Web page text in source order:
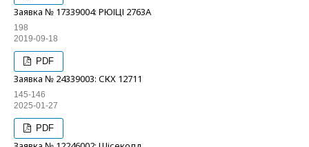
Заявка № 17339004: РЮІЦІ 2763А
198
2019-09-18
PDF
Заявка № 24339003: СКХ 12711
145-146
2025-01-27
PDF